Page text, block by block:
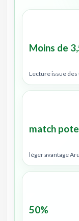
Moins de
Lecture issue des
match
léger avantage
50%